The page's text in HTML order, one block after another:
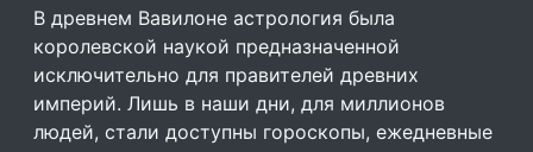
В древнем Вавилоне астрология была
королевской наукой предназначенной
исключительно для правителей древних
империй. Лишь в наши дни, для миллионов
людей, стали доступны гороскопы, ежедневные